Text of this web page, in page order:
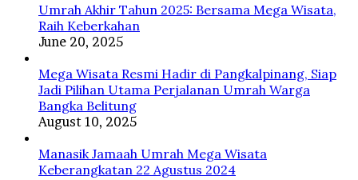
Umrah Akhir Tahun 2025: Bersama Mega Wisata,
Raih Keberkahan
June 20, 2025
Mega Wisata Resmi Hadir di Pangkalpinang, Siap
Jadi Pilihan Utama Perjalanan Umrah Warga
Bangka Belitung
August 10, 2025
Manasik Jamaah Umrah Mega Wisata
Keberangkatan 22 Agustus 2024